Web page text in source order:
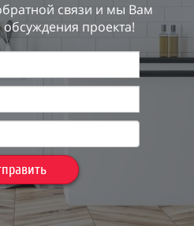
связи и мы Вам
проекта!